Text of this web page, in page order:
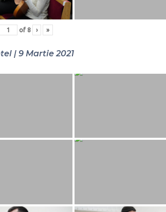
of 8 › »
| 9 Martie 2021